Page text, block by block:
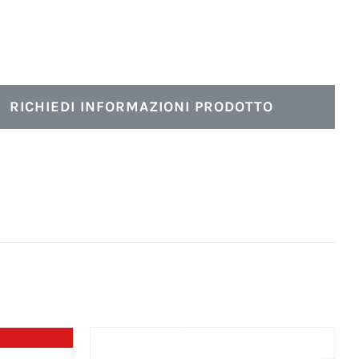
RICHIEDI INFORMAZIONI PRODOTTO